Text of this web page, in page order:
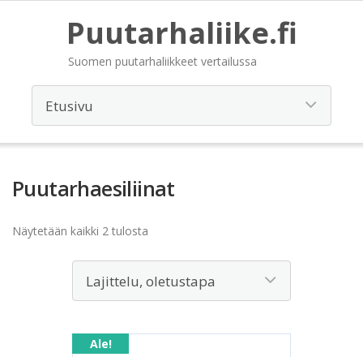
Puutarhaliike.fi
Suomen puutarhaliikkeet vertailussa
Puutarhaesiliinat
Näytetään kaikki 2 tulosta
Ale!